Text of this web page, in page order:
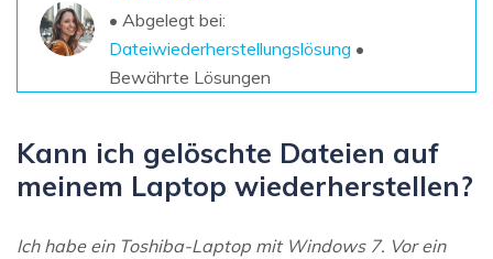
Repairit - Datenreparatur
UBackit - Datensicherung
• Abgelegt bei:
Dateiwiederherstellungslösung •
Bewährte Lösungen
Kann ich gelöschte Dateien auf
meinem Laptop wiederherstellen?
Ich habe ein Toshiba-Laptop mit Windows 7. Vor ein